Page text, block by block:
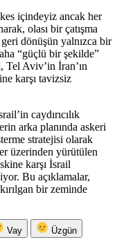
içindeyiz ancak her
olası bir çatışma
dönüşün yalnızca bir
“güçlü bir şekilde”
Tel Aviv’in İran’ın
karşı tavizsiz
caydırıcılık
arka planında askeri
stratejisi olarak
üzerinden yürütülen
karşı İsrail
Bu açıklamalar,
bir zeminde
Vay Üzgün